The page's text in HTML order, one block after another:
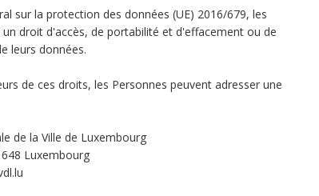
sur la protection des données (UE) 2016/679, les
droit d'accès, de portabilité et d'effacement ou de
leurs données.
de ces droits, les Personnes peuvent adresser une
de la Ville de Luxembourg
Luxembourg